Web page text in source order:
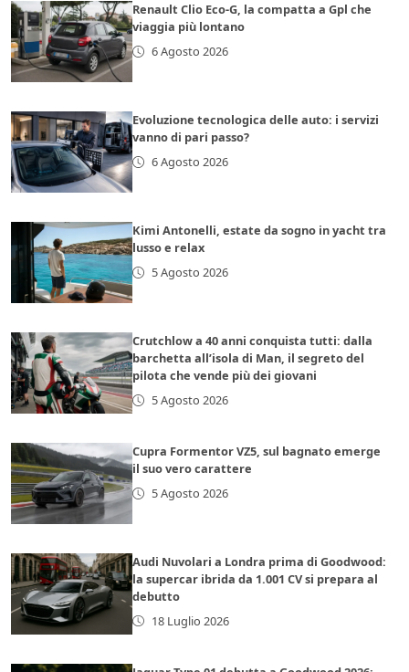
Renault Clio Eco-G, la compatta a Gpl che
viaggia più lontano
6 Agosto 2026
Evoluzione tecnologica delle auto: i servizi
vanno di pari passo?
6 Agosto 2026
Kimi Antonelli, estate da sogno in yacht tra
lusso e relax
5 Agosto 2026
Crutchlow a 40 anni conquista tutti: dalla
barchetta all’isola di Man, il segreto del
pilota che vende più dei giovani
5 Agosto 2026
Cupra Formentor VZ5, sul bagnato emerge
il suo vero carattere
5 Agosto 2026
Audi Nuvolari a Londra prima di Goodwood:
la supercar ibrida da 1.001 CV si prepara al
debutto
18 Luglio 2026